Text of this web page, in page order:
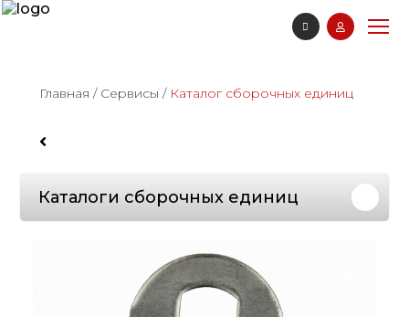
Главная / Сервисы / Каталог сборочных единиц
Каталоги сборочных единиц